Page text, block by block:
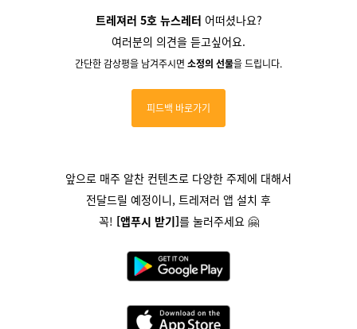
트레져러 5호 뉴스레터 어떠셨나요?
여러분의 의견을 듣고싶어요.
간단한 감상평을 남겨주시면 소정의 선물을 드립니다.
피드백 바로가기
앞으로 매주 알찬 컨텐츠로 다양한 주제에 대해서
전달드릴 예정이니, 트레져러 앱 설치 후
꼭! [앱푸시 받기]를눌러주세요 🤗